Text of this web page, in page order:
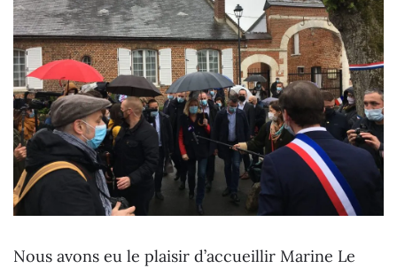
Nous avons eu le plaisir d’accueillir Marine Le